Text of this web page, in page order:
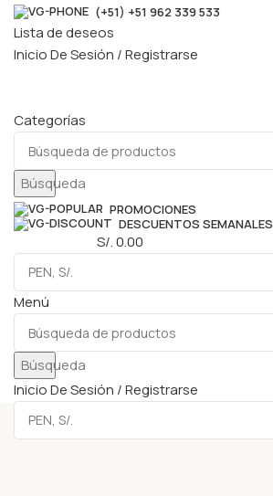
(+51) +51 962 339 533
Lista de deseos
Inicio De Sesión / Registrarse
Categorías
Búsqueda
PROMOCIONES
DESCUENTOS SEMANALES
S/.0.00
Menú
Búsqueda
Inicio De Sesión / Registrarse